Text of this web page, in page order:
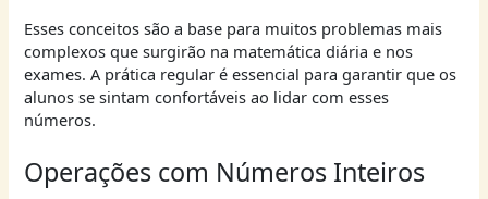
Esses conceitos são a base para muitos problemas mais
complexos que surgirão na matemática diária e nos
exames. A prática regular é essencial para garantir que os
alunos se sintam confortáveis ao lidar com esses
números.
Operações com Números Inteiros